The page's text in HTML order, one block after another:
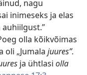
nagu
inimeseks ja elas
olla kõikvõimas
oli „Jumala juures”.
ja ühtlasi olla